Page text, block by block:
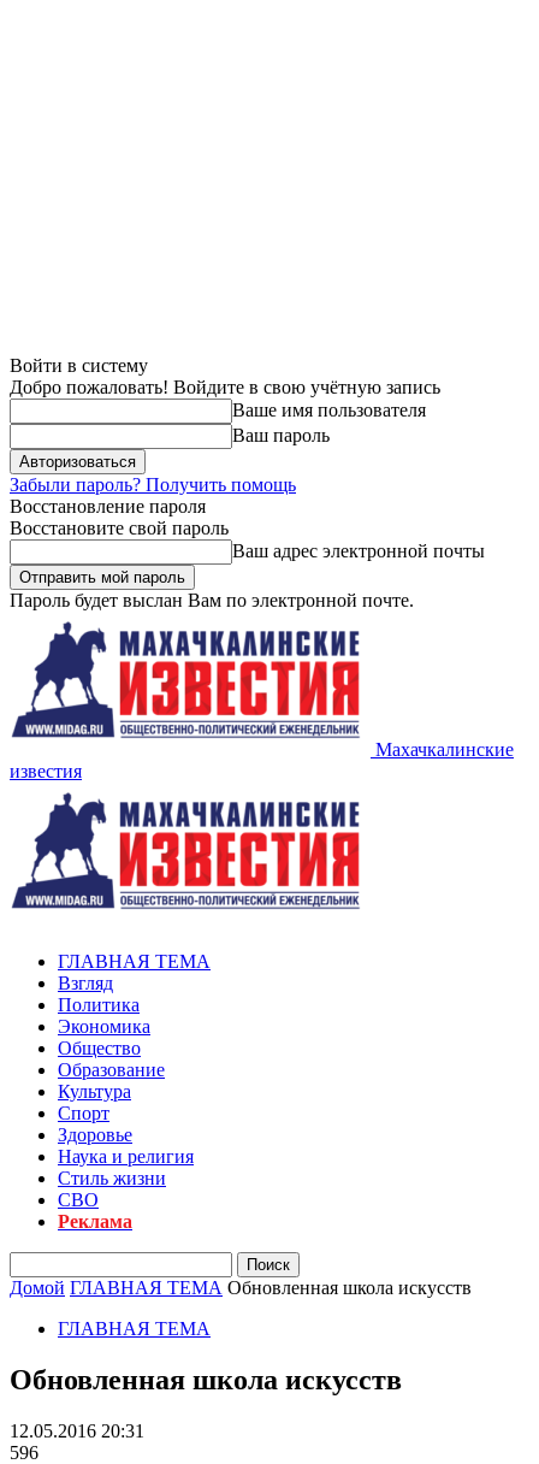
Войти в систему
Добро пожаловать! Войдите в свою учётную запись
Ваше имя пользователя
Ваш пароль
Забыли пароль? Получить помощь
Восстановление пароля
Восстановите свой пароль
Ваш адрес электронной почты
Пароль будет выслан Вам по электронной почте.
Махачкалинские
известия
ГЛАВНАЯ ТЕМА
Взгляд
Политика
Экономика
Общество
Образование
Культура
Спорт
Здоровье
Наука и религия
Стиль жизни
СВО
Реклама
Домой ГЛАВНАЯ ТЕМА Обновленная школа искусств
ГЛАВНАЯ ТЕМА
Обновленная школа искусств
12.05.2016 20:31
596